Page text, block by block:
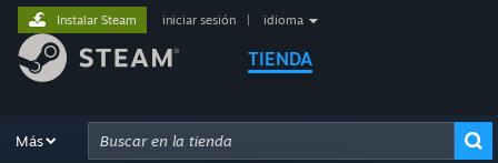
TIENDA
Instalar Steam iniciar sesión idioma
Explorar Recomendaciones
Más